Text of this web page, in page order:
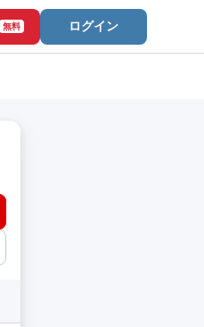
無料 ログイン